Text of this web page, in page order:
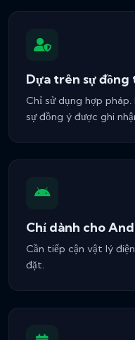
Dựa trên sự đồng
Chỉ sử dụng hợp
sự đồng ý được ghi
Chỉ dành cho
Cần tiếp cận vật lý
đặt.